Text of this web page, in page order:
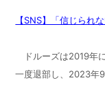
【SNS】「信じられ
ドルーズは2019年
一度退部し、 2023年9